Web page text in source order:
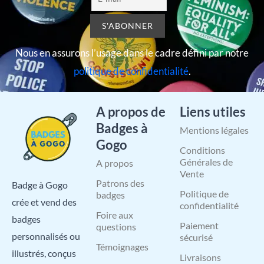
Nous en assurons l’usage dans le cadre défini par notre
politique de confidentialité.
Badge à Gogo
crée et vend des
badges
personnalisés ou
illustrés, conçus
A propos de
Badges à
Gogo
A propos
Patrons des
badges
Foire aux
questions
Témoignages
Liens utiles
Mentions légales
Conditions
Générales de
Vente
Politique de
confidentialité
Paiement
sécurisé
Livraisons